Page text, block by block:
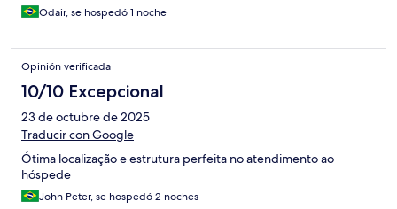
Odair, se hospedó 1 noche
Opinión verificada
10/10 Excepcional
23 de octubre de 2025
Traducir con Google
Ótima localização e estrutura perfeita no atendimento ao
hóspede
John Peter, se hospedó 2 noches